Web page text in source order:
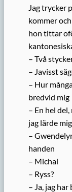
Jag trycker
kommer
hon tittar
– Två
– Javisst
– Hur
bredvid mig
– En hel
jag lärde
–
handen
– Michal
– Ryss?
– Ja, jag